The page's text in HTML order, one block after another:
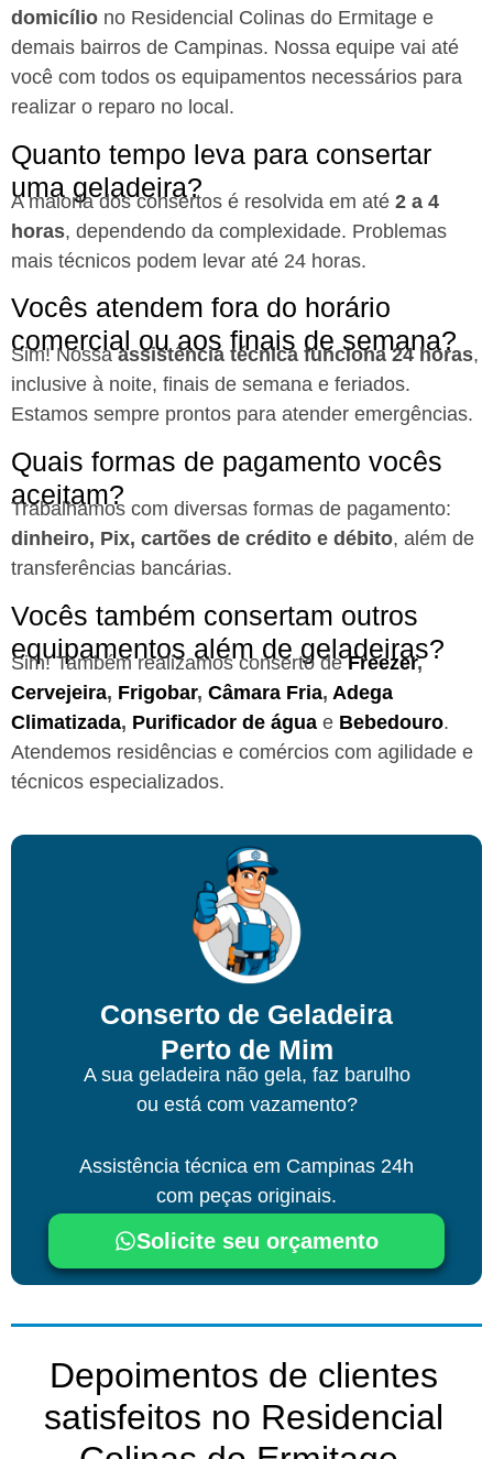
domicílio no Residencial Colinas do Ermitage e
demais bairros de Campinas. Nossa equipe vai até
você com todos os equipamentos necessários para
realizar o reparo no local.
Quanto tempo leva para consertar
uma geladeira?
A maioria dos consertos é resolvida em até 2 a 4
horas, dependendo da complexidade. Problemas
mais técnicos podem levar até 24 horas.
Vocês atendem fora do horário
comercial ou aos finais de semana?
Sim! Nossaassistência técnica funciona 24 horas,
inclusive à noite, finais de semana e feriados.
Estamos sempre prontos para atender emergências.
Quais formas de pagamento vocês
aceitam?
Trabalhamos com diversas formas de pagamento:
dinheiro, Pix, cartões de crédito e débito, além de
transferências bancárias.
Vocês também consertam outros
equipamentos além de geladeiras?
Sim! Também realizamos conserto deFreezer,
Cervejeira, Frigobar, Câmara Fria, Adega
Climatizada, Purificador de água e Bebedouro.
Atendemos residências e comércios com agilidade e
técnicos especializados.
Conserto de Geladeira
Perto de Mim
A sua geladeira não gela, faz barulho
ou está com vazamento?
Assistência técnica em Campinas 24h
com peças originais.
Solicite seu orçamento
Depoimentos de clientes
satisfeitos no Residencial